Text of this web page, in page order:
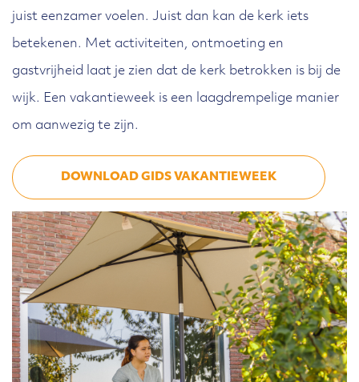
juist eenzamer voelen. Juist dan kan de kerk iets
betekenen. Met activiteiten, ontmoeting en
gastvrijheid laat je zien dat de kerk betrokken is bij de
wijk. Een vakantieweek is een laagdrempelige manier
om aanwezig te zijn.
DOWNLOAD GIDS VAKANTIEWEEK